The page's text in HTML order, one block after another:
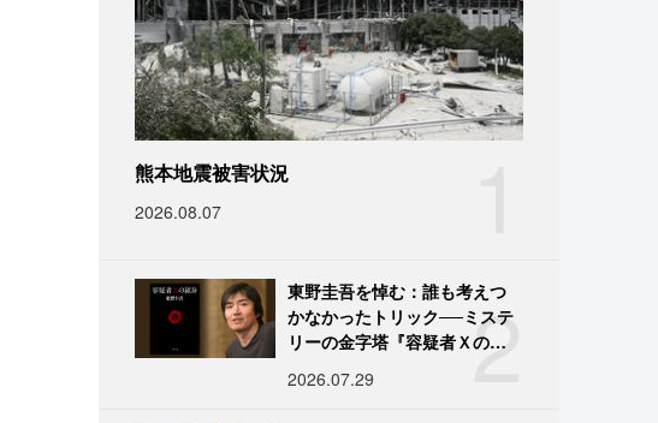
熊本地震被害状況
2026.08.07
2
東野圭吾を悼む：誰も考えつ
かなかったトリック──ミステ
リーの金字塔『容疑者Ｘの献
2026.07.29